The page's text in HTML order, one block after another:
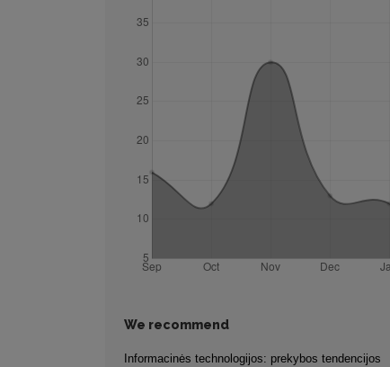
We recommend
Informacinės technologijos: prekybos tendencijos